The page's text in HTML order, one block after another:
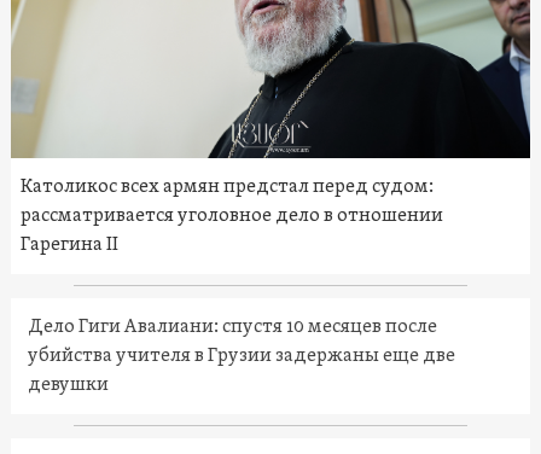
Католикос всех армян предстал перед судом:
рассматривается уголовное дело в отношении
Гарегина II
Дело Гиги Авалиани: спустя 10 месяцев после
убийства учителя в Грузии задержаны еще две
девушки